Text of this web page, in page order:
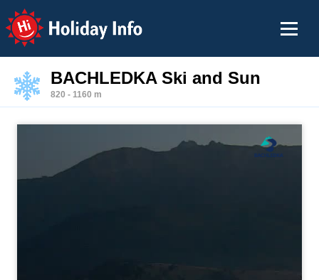
Holiday Info
BACHLEDKA Ski and Sun
820 - 1160 m